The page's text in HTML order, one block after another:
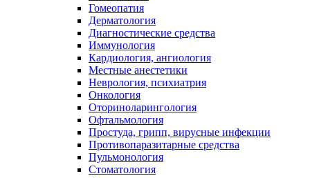
Гомеопатия
Дерматология
Диагностические средства
Иммунология
Кардиология, ангиология
Местные анестетики
Неврология, психиатрия
Онкология
Оториноларингология
Офтальмология
Простуда, грипп, вирусные инфекции
Противопаразитарные средства
Пульмонология
Стоматология